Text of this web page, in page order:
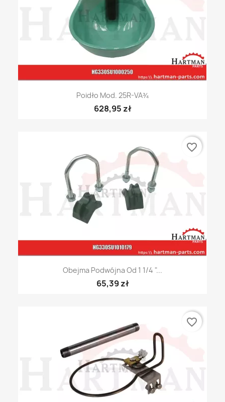
Poidło Mod. 25R-VA¾
628,95 zł
Obejma Podwójna Od 1 1/4 "...
65,39 zł
favorite_border
favorite_border